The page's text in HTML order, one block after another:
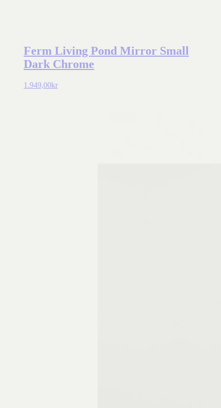
Ferm Living Pond Mirror Small
Dark Chrome
1.949,00kr